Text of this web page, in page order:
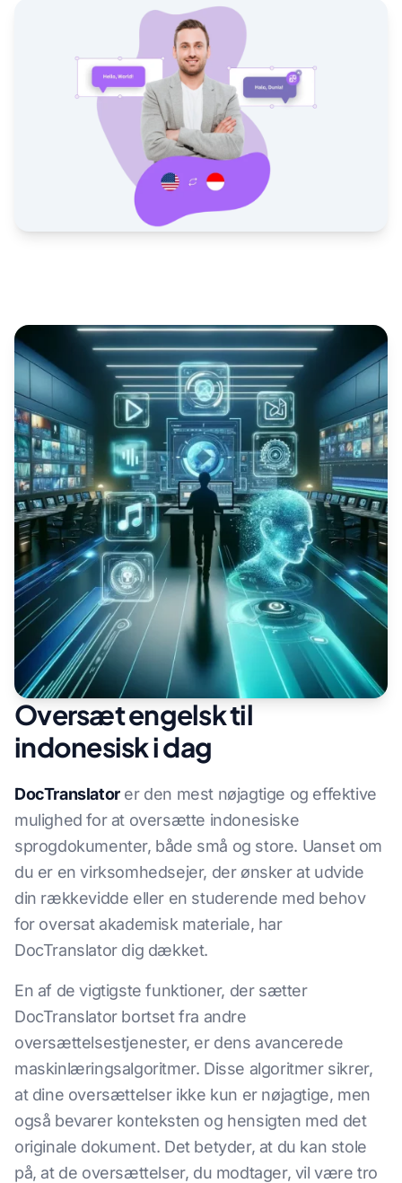
Oversæt engelsk til
indonesisk i dag
DocTranslatorer den mest nøjagtige og effektive
mulighed for at oversætte indonesiske
sprogdokumenter, både små og store. Uanset om
du er en virksomhedsejer, der ønsker at udvide
din rækkevidde eller en studerende med behov
for oversat akademisk materiale, har
DocTranslator dig dækket.
En af de vigtigste funktioner, der sætter
DocTranslator bortset fra andre
oversættelsestjenester, er dens avancerede
maskinlæringsalgoritmer. Disse algoritmer sikrer,
at dine oversættelser ikke kun er nøjagtige, men
også bevarer konteksten og hensigten med det
originale dokument. Det betyder, at du kan stole
på, at de oversættelser, du modtager, vil være tro